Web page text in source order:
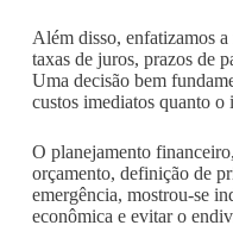
Além disso, enfatizamos
taxas de juros, prazos de
Uma decisão bem
custos imediatos quanto
O planejamento
orçamento, definição de
emergência, mostrou-se
econômica e evitar o